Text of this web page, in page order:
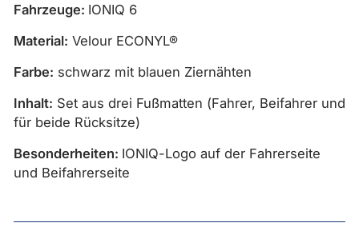
Fahrzeuge: IONIQ 6
Material: Velour ECONYL®
Farbe: schwarz mit blauen Ziernähten
Inhalt: Set aus drei Fußmatten (Fahrer, Beifahrer und
für beide Rücksitze)
Besonderheiten: IONIQ-Logo auf der Fahrerseite
und Beifahrerseite